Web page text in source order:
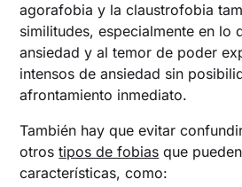
agorafobia y la claustrofobia
similitudes, especialmente en lo
ansiedad y al temor de poder
intensos de ansiedad sin
afrontamiento inmediato.
También hay que evitar
otrostipos de fobias que
características, como: